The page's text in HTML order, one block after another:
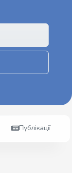
Публікації